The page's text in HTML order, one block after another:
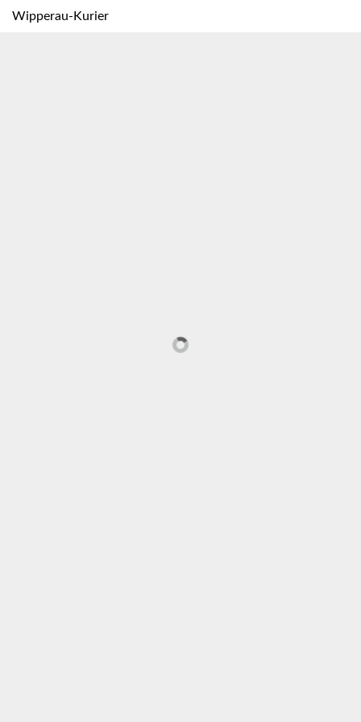
Wipperau-Kurier